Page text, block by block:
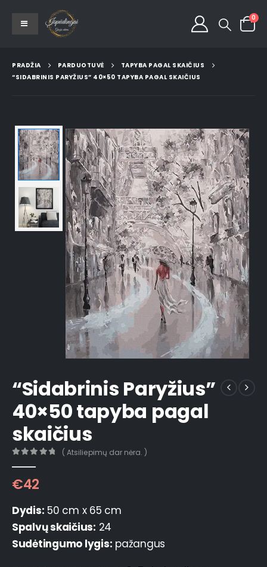
0
PRADŽIA PARDUOTUVĖ
TAPYBA PAGAL SKAIČIUS
“SIDABRINIS PARYŽIUS” 40×50 TAPYBA PAGAL SKAIČIUS
“Sidabrinis Paryžius”
40×50 tapyba pagal
skaičius
( Atsiliepimų dar nėra. )
€42
Dydis: 50 cm x 65 cm
Spalvų skaičius: 24
Sudėtingumo lygis: pažangus